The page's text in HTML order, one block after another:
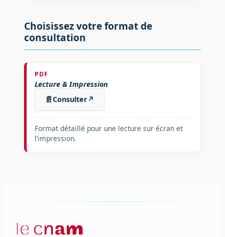
Choisissez votre format de
consultation
PDF
Lecture & Impression
📄Consulter↗
Format détaillé pour une lecture sur écran et
l’impression.